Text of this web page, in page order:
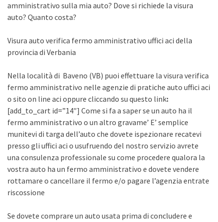
amministrativo sulla mia auto? Dove si richiede la visura
auto? Quanto costa?
Visura auto verifica fermo amministrativo uffici aci della
provincia di Verbania
Nella località di Baveno (VB) puoi effettuare la visura verifica
fermo amministrativo nelle agenzie di pratiche auto uffici aci
o sito on line aci oppure cliccando su questo link:
[add_to_cart id=”14″] Come si fa a saper se un auto ha il
fermo amministrativo o un altro gravame’ E’ semplice
munitevi di targa dell’auto che dovete ispezionare recatevi
presso gli uffici aci o usufruendo del nostro servizio avrete
una consulenza professionale su come procedere qualora la
vostra auto ha un fermo amministrativo e dovete vendere
rottamare o cancellare il fermo e/o pagare l’agenzia entrate
riscossione
Se dovete comprare un auto usata prima di concludere e